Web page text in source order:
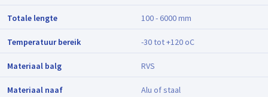
Totale lengte 100 - 6000 mm
Temperatuur bereik -30 tot +120 oC
Materiaal balg RVS
Materiaal naaf Alu of staal